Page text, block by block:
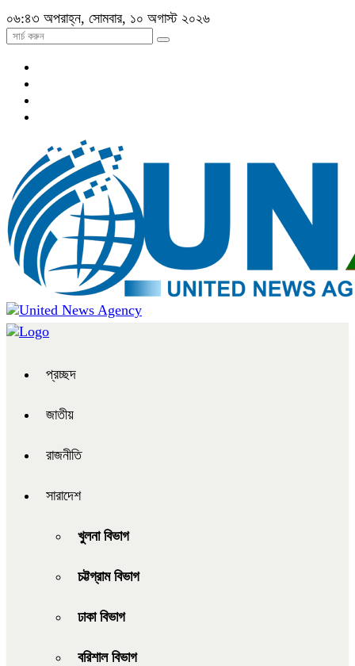
০৬:৪৩ অপরাহ্ন, সোমবার, ১০ অগাস্ট ২০২৬
প্রচ্ছদ
জাতীয়
রাজনীতি
সারাদেশ
খুলনা বিভাগ
চট্টগ্রাম বিভাগ
ঢাকা বিভাগ
বরিশাল বিভাগ